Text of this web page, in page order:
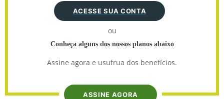
ACESSE SUA CONTA
ou
Conheça alguns dos nossos planos abaixo
Assine agora e usufrua dos benefícios.
ASSINE AGORA